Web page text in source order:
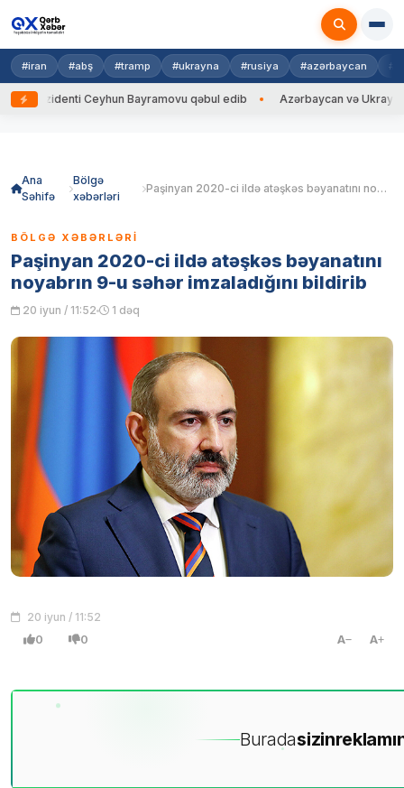
#iran #abş #tramp #ukrayna #rusiya #azərbaycan
Ceyhun Bayramovu qəbul edib Azərbaycan və Ukrayna XİN
Ana
Səhifə
Bölgə
xəbərləri
Paşinyan 2020-ci ildə atəşkəs bəyanatını noyabrın 9-u səhər imzaladığını bildirib
BÖLGƏ XƏBƏRLƏRI
Paşinyan 2020-ci ildə atəşkəs bəyanatını
noyabrın 9-u səhər imzaladığını bildirib
20 iyun / 11:52 1 dəq
20 iyun / 11:52
0 0 A A
Buradasizin